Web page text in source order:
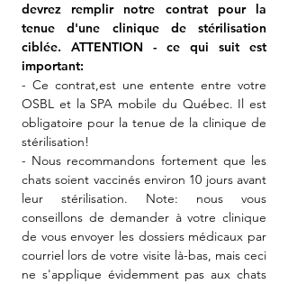
devrez remplir notre contrat pour la
tenue d'une clinique de stérilisation
ciblée. ATTENTION - ce qui suit est
important:
- Ce contrat,est une entente entre votre
OSBL et la SPA mobile du Québec. Il est
obligatoire pour la tenue de la clinique de
stérilisation!
- Nous recommandons fortement que les
chats soient vaccinés environ 10 jours avant
leur stérilisation. Note: nous vous
conseillons de demander à votre clinique
de vous envoyer les dossiers médicaux par
courriel lors de votre visite là-bas, mais ceci
ne s'applique évidemment pas aux chats